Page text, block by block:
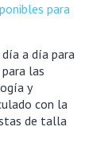
para
a día para
las
y
con la
de talla